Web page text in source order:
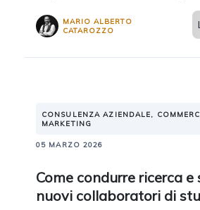
MARIO ALBERTO
CATAROZZO
CONSULENZA AZIENDALE,
MARKETING
05 MARZO 2026
Come condurre ricerca e
nuovi collaboratori di